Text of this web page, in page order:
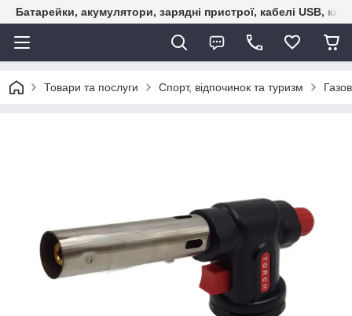
Батарейки, акумулятори, зарядні пристрої, кабелі USB,
Товари та послуги Спорт, відпочинок та туризм